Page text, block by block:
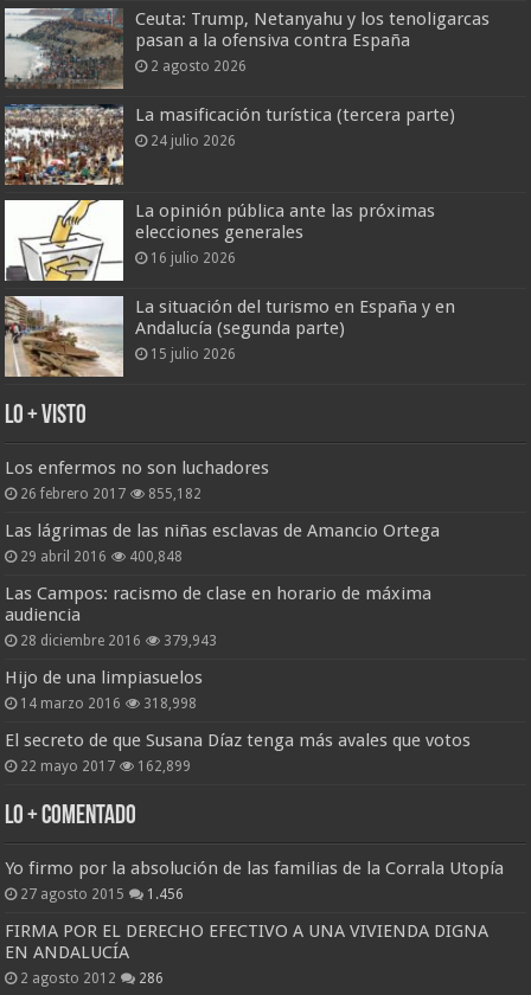
Ceuta: Trump, Netanyahu y los tenoligarcas
pasan a la ofensiva contra España
2 agosto 2026
La masificación turística (tercera parte)
24 julio 2026
La opinión pública ante las próximas
elecciones generales
16 julio 2026
La situación del turismo en España y en
Andalucía (segunda parte)
15 julio 2026
Lo + Visto
Los enfermos no son luchadores
26 febrero 2017 855,182
Las lágrimas de las niñas esclavas de Amancio Ortega
29 abril 2016 400,848
Las Campos: racismo de clase en horario de máxima
audiencia
28 diciembre 2016 379,943
Hijo de una limpiasuelos
14 marzo 2016 318,998
El secreto de que Susana Díaz tenga más avales que votos
22 mayo 2017 162,899
Lo + Comentado
Yo firmo por la absolución de las familias de la Corrala Utopía
27 agosto 2015 1.456
FIRMA POR EL DERECHO EFECTIVO A UNA VIVIENDA DIGNA
EN ANDALUCÍA
2 agosto 2012 286